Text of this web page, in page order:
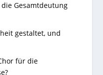
Gesamtdeutung
gestaltet, und
für die